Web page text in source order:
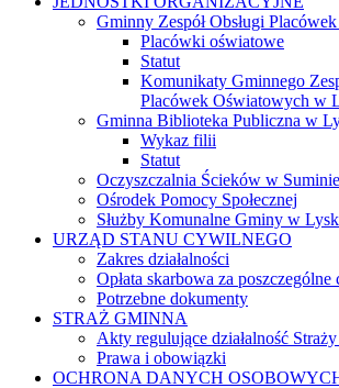
Gminny Zespół Obsługi
Placówki oświatowe
Statut
Komunikaty Gminnego
Placówek Oświatowych w
Gminna Biblioteka Publiczna w
Wykaz filii
Statut
Oczyszczalnia Ścieków w Suminie
Ośrodek Pomocy Społecznej
Służby Komunalne Gminy w
URZĄD STANU CYWILNEGO
Zakres działalności
Opłata skarbowa za
Potrzebne dokumenty
STRAŻ GMINNA
Akty regulujące działalność
Prawa i obowiązki
OCHRONA DANYCH